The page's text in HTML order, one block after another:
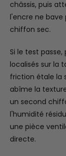
châssis, puis
l'encre ne bave
chiffon sec.
Si le test
localisés sur la
friction étale la
abîme la
un second
l'humidité
une pièce
directe.